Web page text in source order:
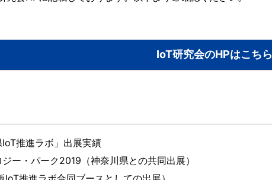
IoT研究会のHPはこちら
推進ラボ」出展実績
ー・パーク2019（神奈川県との共同出展）